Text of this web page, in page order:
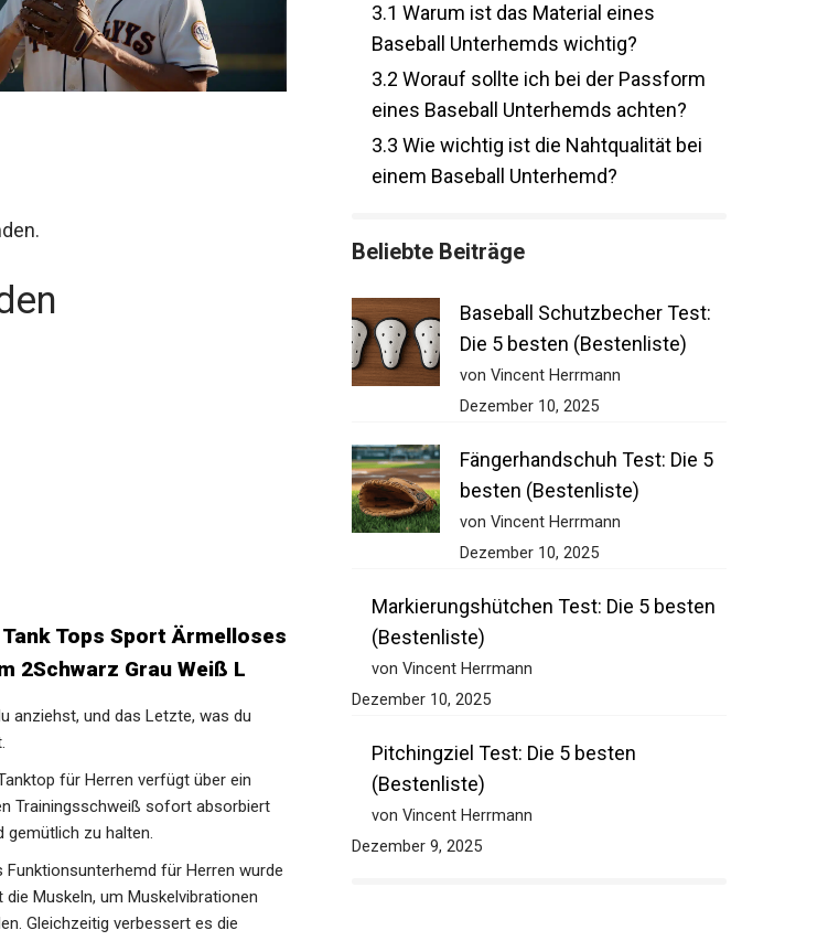
Tops Sport
Gym 2Schwarz
anziehst, und das Letzte, was du
für Herren verfügt über ein
Trainingsschweiß sofort absorbiert
gemütlich zu halten.
Funktionsunterhemd für Herren
fixiert die Muskeln, um
3.1Warum ist das Material eines
Baseball Unterhemds wichtig?
3.2Worauf sollte ich bei der Passform
eines Baseball Unterhemds achten?
3.3Wie wichtig ist die Nahtqualität bei
einem Baseball Unterhemd?
Beliebte Beiträge
Baseball Schutzbecher Test:
Die 5 besten (Bestenliste)
von Vincent Herrmann
Dezember 10, 2025
Fängerhandschuh Test: Die 5
besten (Bestenliste)
von Vincent Herrmann
Dezember 10, 2025
Markierungshütchen Test: Die 5 besten
(Bestenliste)
von Vincent Herrmann
Dezember 10, 2025
Pitchingziel Test: Die 5 besten
(Bestenliste)
von Vincent Herrmann
Dezember 9, 2025